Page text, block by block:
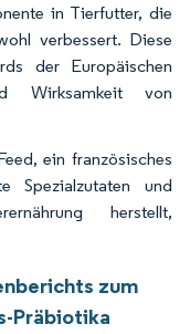
in Tierfutter, die
verbessert. Diese
der Europäischen
Wirksamkeit von
ein französisches
Spezialzutaten und
herstellt,
zum
Präbiotika